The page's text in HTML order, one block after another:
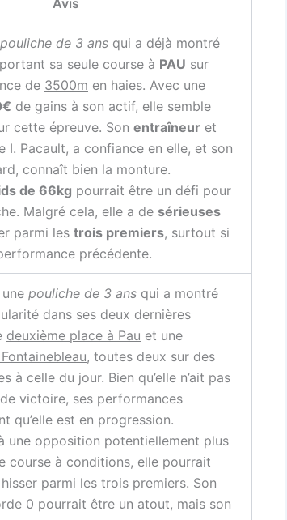
Avis
pouliche de 3 ans qui a déjà montré
sa seule course à PAU sur
de 3500m en haies. Avec une
de gains à son actif, elle semble
cette épreuve. Son entraîneur et
I. Pacault, a confiance en elle, et son
connaît bien la monture.
de 66kg pourrait être un défi pour
Malgré cela, elle a de sérieuses
parmi les trois premiers, surtout si
précédente.
pouliche de 3 ans qui a montré
dans ses deux dernières
deuxième place à Pau et une
, toutes deux sur des
à celle du jour. Bien qu’elle n’ait pas
victoire, ses performances
qu’elle est en progression.
une opposition potentiellement plus
course à conditions, elle pourrait
parmi les trois premiers. Son
0 pourrait être un atout, mais son